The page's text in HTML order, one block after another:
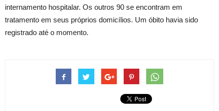
internamento hospitalar. Os outros 90 se encontram em
tratamento em seus próprios domicílios. Um óbito havia sido
registrado até o momento.